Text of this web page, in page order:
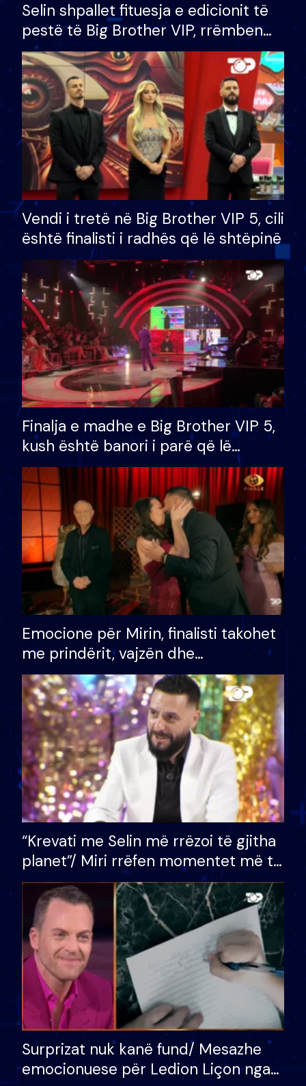
Selin shpallet fituesja e edicionit të
pestë të Big Brother VIP, rrëmben
çmimin e madh prej 100 mijë eurosh
Vendi i tretë në Big Brother VIP 5, cili
është finalisti i radhës që lë shtëpinë
Finalja e madhe e Big Brother VIP 5,
kush është banori i parë që lë
shtëpinë dhe humb mundësinë për
të fituar çmimin e madh
Emocione për Mirin, finalisti takohet
me prindërit, vajzën dhe
bashkëshorten: S’kemi ndonjë letër
divorci apo jo?
“Krevati me Selin më rrëzoi të gjitha
planet”/ Miri rrëfen momentet më të
bukura në shtëpinë e BB VIP: Do më
mungojë zilja e mëngjesit kur…
Surprizat nuk kanë fund/ Mesazhe
emocionuese për Ledion Liçon nga